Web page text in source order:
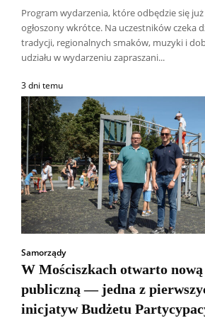
Program wydarzenia, które odbędzie się
ogłoszony wkrótce. Na uczestników czeka
tradycji, regionalnych smaków, muzyki i
udziału w wydarzeniu zapraszani...
3 dni temu
Samorządy
W Mościszkach otwarto
publiczną — jedna z
inicjatyw Budżetu